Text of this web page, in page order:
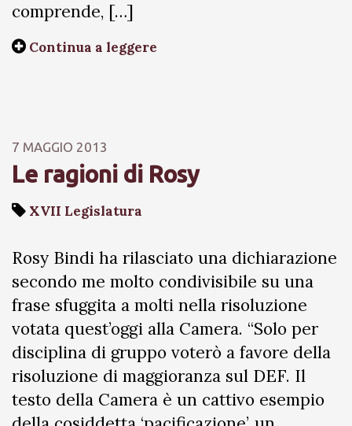
comprende, […]
Continua a leggere
7 MAGGIO 2013
Le ragioni di Rosy
XVII Legislatura
Rosy Bindi ha rilasciato una dichiarazione
secondo me molto condivisibile su una
frase sfuggita a molti nella risoluzione
votata quest’oggi alla Camera. “Solo per
disciplina di gruppo voterò a favore della
risoluzione di maggioranza sul DEF. Il
testo della Camera è un cattivo esempio